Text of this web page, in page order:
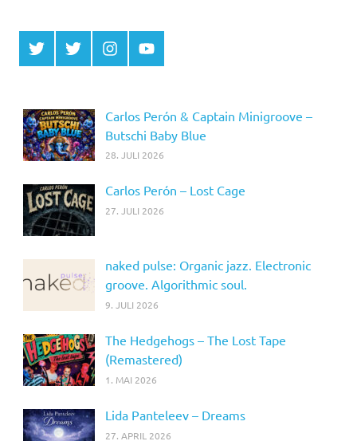
Twitter
MCDP
Twitter
Musicradiostation
InstagramYouTube
Carlos Perón & Captain Minigroove –
Butschi Baby Blue
28. JULI 2026
Carlos Perón – Lost Cage
27. JULI 2026
naked pulse: Organic jazz. Electronic
groove. Algorithmic soul.
9. JULI 2026
The Hedgehogs – The Lost Tape
(Remastered)
1. MAI 2026
Lida Panteleev – Dreams
27. APRIL 2026